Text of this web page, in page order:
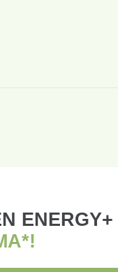
ENERGY+